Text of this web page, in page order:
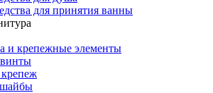
для принятия ванны
и крепежные элементы